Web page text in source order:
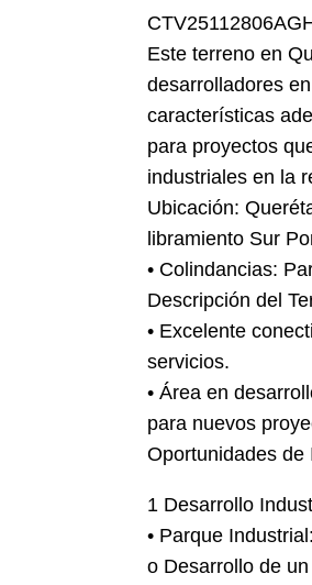
Este terreno en
desarrolladores
características
para proyectos
industriales en la
Ubicación:
libramiento Sur
• Colindancias:
Descripción del
• Excelente
servicios.
• Área en
para nuevos
Oportunidades de
1 Desarrollo
• Parque Industrial:
o Desarrollo de